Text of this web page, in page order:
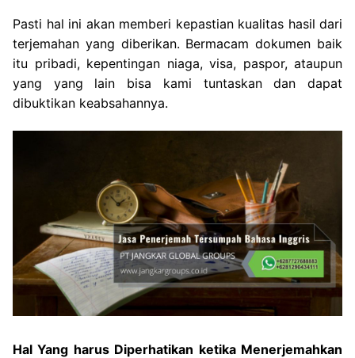
Pasti hal ini akan memberi kepastian kualitas hasil dari
terjemahan yang diberikan. Bermacam dokumen baik
itu pribadi, kepentingan niaga, visa, paspor, ataupun
yang yang lain bisa kami tuntaskan dan dapat
dibuktikan keabsahannya.
Hal Yang harus Diperhatikan ketika Menerjemahkan